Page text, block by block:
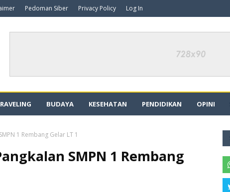
Pedoman Siber Privacy Policy Log In
BUDAYA KESEHATAN PENDIDIKAN OPINI
1 Rembang Gelar LT 1
SMPN 1 Rembang